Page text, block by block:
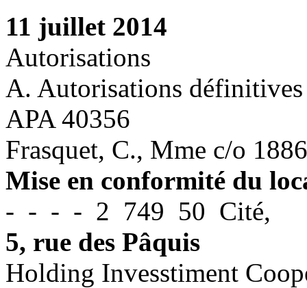
11 juillet 2014
Autorisations
A. Autorisations définitives
APA 40356
Frasquet, C., Mme c/o
Mise en conformité du
- - - - 2 749 50 Cité,
5, rue des Pâquis
Holding Invesstiment